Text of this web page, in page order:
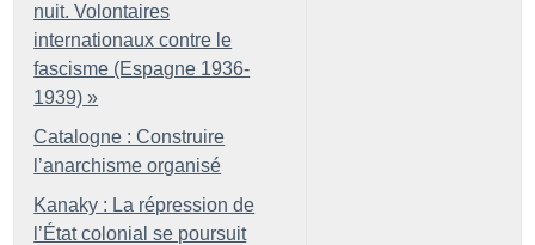
nuit. Volontaires
internationaux contre le
fascisme (Espagne 1936-
1939) »
Catalogne : Construire
l’anarchisme organisé
Kanaky : La répression de
l’État colonial se poursuit